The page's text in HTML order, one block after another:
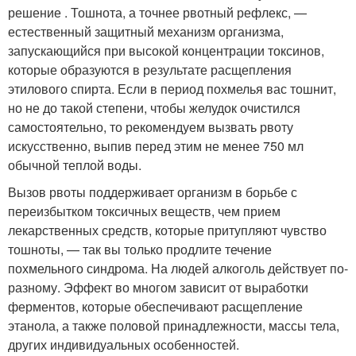
решение . Тошнота, а точнее рвотный рефлекс, —
естественный защитный механизм организма,
запускающийся при высокой концентрации токсинов,
которые образуются в результате расщепления
этилового спирта. Если в период похмелья вас тошнит,
но не до такой степени, чтобы желудок очистился
самостоятельно, то рекомендуем вызвать рвоту
искусственно, выпив перед этим не менее 750 мл
обычной теплой воды.
Вызов рвоты поддерживает организм в борьбе с
переизбытком токсичных веществ, чем прием
лекарственных средств, которые притупляют чувство
тошноты, — так вы только продлите течение
похмельного синдрома. На людей алкоголь действует по-
разному. Эффект во многом зависит от выработки
ферментов, которые обеспечивают расщепление
этанола, а также половой принадлежности, массы тела,
других индивидуальных особенностей.